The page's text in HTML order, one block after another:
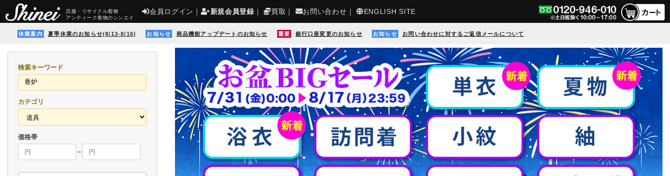
呉服・リサイクル着物
アンティーク着物のシンエイ
会員ログイン ｜ 新規会員登録 ｜ 買取 ｜ お問い合わせ ｜ ENGLISH SITE
休業案内 夏季休業のお知らせ(8/13-8/16) お知らせ 商品機能アップデートのお知らせ 重要 銀行口座変更のお知らせ お知らせ お問い合わせに対するご返信メールについて
検索キーワード
カテゴリ
価格帯
～